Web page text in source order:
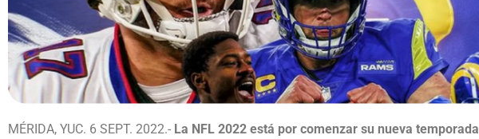
MÉRIDA, YUC. 6 SEPT. 2022.- La NFL 2022 está por comenzar su nueva temporada